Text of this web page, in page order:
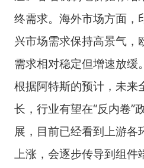
终需求。海外市场方面，
兴市场需求保持高景气，
需求相对稳定但增速放缓。
根据阿特斯的预计，未来
长，行业有望在“反内卷”
展，目前已经看到上游各
上涨，会逐步传导到组件